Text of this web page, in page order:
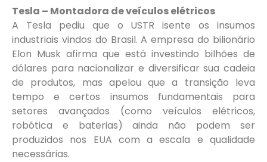
Tesla – Montadora de veículos elétricos
A Tesla pediu que o USTR isente os insumos
industriais vindos do Brasil. A empresa do bilionário
Elon Musk afirma que está investindo bilhões de
dólares para nacionalizar e diversificar sua cadeia
de produtos, mas apelou que a transição leva
tempo e certos insumos fundamentais para
setores avançados (como veículos elétricos,
robótica e baterias) ainda não podem ser
produzidos nos EUA com a escala e qualidade
necessárias.